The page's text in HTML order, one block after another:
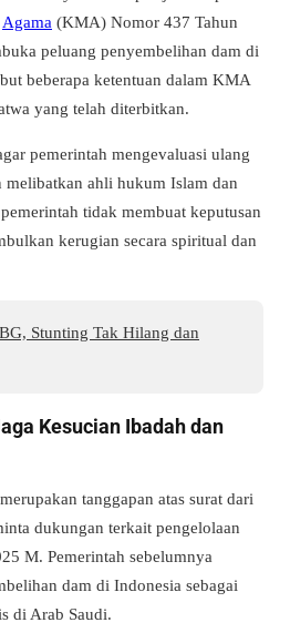
Agama (KMA) Nomor 437 Tahun
peluang penyembelihan dam di
beberapa ketentuan dalam KMA
yang telah diterbitkan.
pemerintah mengevaluasi ulang
melibatkan ahli hukum Islam dan
tidak membuat keputusan
kerugian secara spiritual dan
Stunting Tak Hilang dan
Kesucian Ibadah dan
tanggapan atas surat dari
dukungan terkait pengelolaan
M. Pemerintah sebelumnya
dam di Indonesia sebagai
di Arab Saudi.